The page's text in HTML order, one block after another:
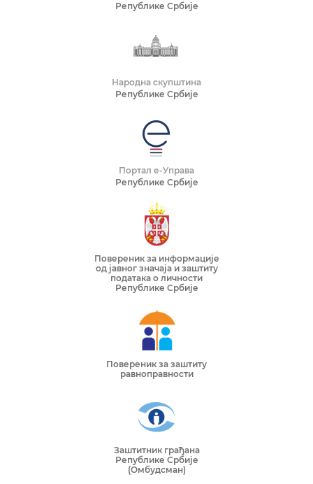
Републике Србије
Народна скупштина
Републике Србије
Портал е-Управа
Републике Србије
Повереник за информације
од јавног значаја и заштиту
података о личности
Републике Србије
Повереник за заштиту
равноправности
Заштитник грађана
Републике Србије
(Омбудсман)